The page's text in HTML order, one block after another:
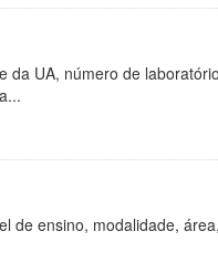
da UA, número de
de ensino, modalidade,